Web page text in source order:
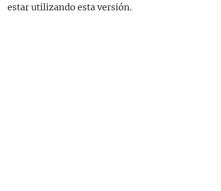
estar utilizando esta versión.